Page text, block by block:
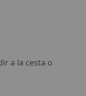
a la cesta o